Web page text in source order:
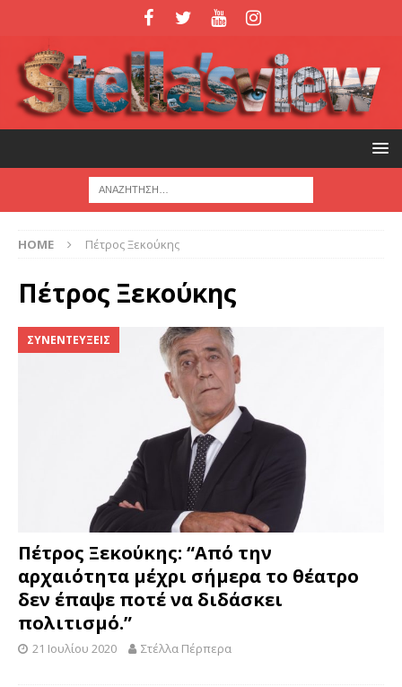
HOME Πέτρος Ξεκούκης
Πέτρος Ξεκούκης
ΣΥΝΕΝΤΕΥΞΕΙΣ
Πέτρος Ξεκούκης: “Από την
αρχαιότητα μέχρι σήμερα το θέατρο
δεν έπαψε ποτέ να διδάσκει
πολιτισμό.”
21 Ιουλίου 2020 Στέλλα Πέρπερα